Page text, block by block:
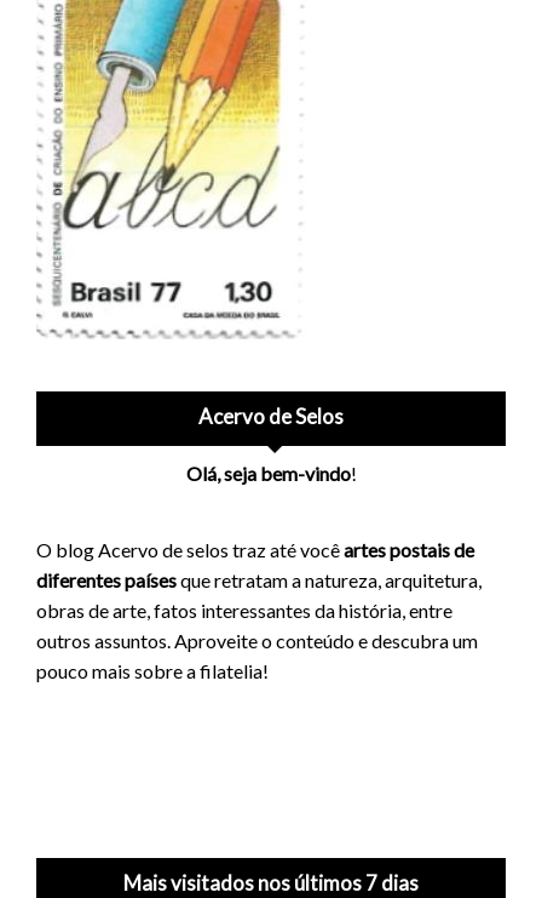
Acervo de Selos
Olá, seja bem-vindo!
O blog Acervo de selos traz até vocêartes postais de
diferentes paísesque retratam a natureza, arquitetura,
obras de arte, fatos interessantes da história, entre
outros assuntos. Aproveite o conteúdo e descubra um
pouco mais sobre a filatelia!
Mais visitados nos últimos 7 dias